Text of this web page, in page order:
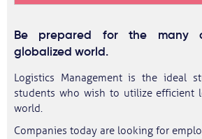
Be prepared for the many
globalized world.
Logistics Management is the ideal
students who wish to utilize efficient
world.
Companies today are looking for